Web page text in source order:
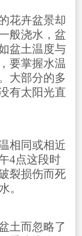
花卉盆景却
般浇水，盆
盆土温度与
要掌握水温
大部分的多
有太阳光直
相同或相近
4点这段时
裂损伤而死
。
土而忽略了